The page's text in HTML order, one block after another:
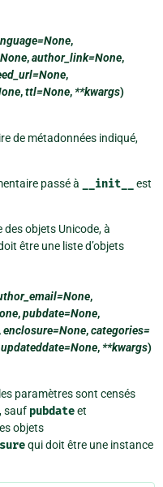
,
,author_link=None,
,
,ttl=None,**kwargs)
de métadonnées indiqué,
passé à __init__
est
objets Unicode, à
être une liste d’objets
,
,pubdate=None,
enclosure=None,categories=
updateddate=None,**kwargs)
paramètres sont censés
, sauf pubdateet
objets
qui doit être une instance